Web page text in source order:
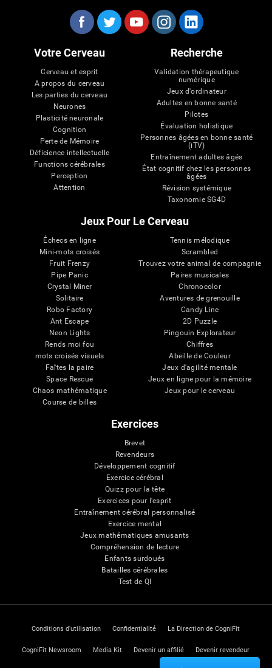
Votre Cerveau
Cerveau et esprit
A propos du cerveau
Les parties du cerveau
Neurones
Plasticité neuronale
Cognition
Perte de Mémoire
Déficience intellectuelle
Functions cérébrales
Perception
Attention
Recherche
Validation thérapeutique
numérique
Jeux d'ordinateur
Adultes en bonne santé
Pilotes
Évaluation holistique
Personnes âgées en bonne santé
(iTV)
Entraînement adultes âgés
État cognitif chez les personnes
âgées
Révision systémique
Taxonomie SG4D
Jeux Pour Le Cerveau
Échecs en ligne
Mini-mots croisés
Fruit Frenzy
Pipe Panic
Crystal Miner
Solitaire
Robo Factory
Ant Escape
Neon Lights
Rends moi fou
mots croisés visuels
Faîtes la paire
Space Rescue
Chaos mathématique
Course de billes
Tennis mélodique
Scrambled
Trouvez votre animal de compagnie
Paires musicales
Chronocolor
Aventures de grenouille
Candy Line
2D Puzzle
Pingouin Explorateur
Chiffres
Abeille de Couleur
Jeux d'agilité mentale
Jeux en ligne pour la mémoire
Jeux pour le cerveau
Exercices
Brevet
Revendeurs
Développement cognitif
Exercice cérébral
Quizz pour la tête
Exercices pour l'esprit
Entraînement cérébral personnalisé
Exercice mental
Jeux mathématiques amusants
Compréhension de lecture
Enfants surdoués
Batailles cérébrales
Test de QI
Conditions d'utilisation Confidentialité La Direction de CogniFit
CogniFit Newsroom Media Kit Devenir un affilié Devenir revendeur